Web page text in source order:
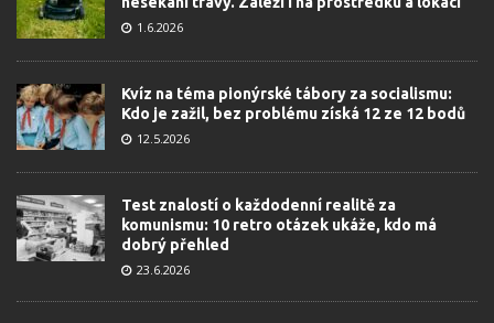
1.6.2026
Kvíz na téma pionýrské tábory za socialismu:
Kdo je zažil, bez problému získá 12 ze 12 bodů
12.5.2026
Test znalostí o každodenní realitě za
komunismu: 10 retro otázek ukáže, kdo má
dobrý přehled
23.6.2026